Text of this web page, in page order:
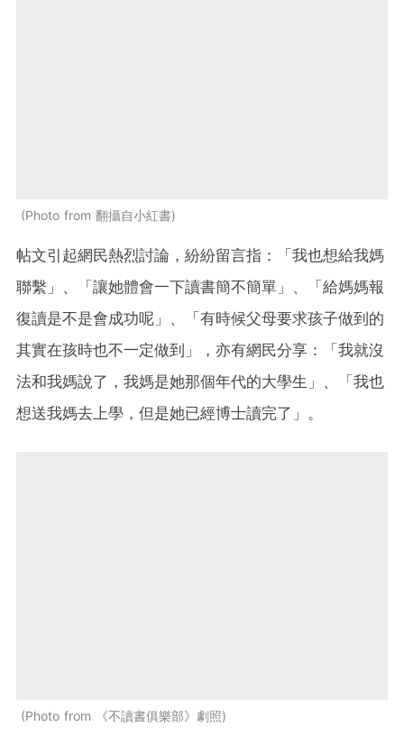
Photo from 翻攝自小紅書
帖文引起網民熱烈討論，紛紛留言指：「我也想給我媽
聯繫」、「讓她體會一下讀書簡不簡單」、「給媽媽報
復讀是不是會成功呢」、「有時候父母要求孩子做到的
其實在孩時也不一定做到」，亦有網民分享：「我就沒
法和我媽說了，我媽是她那個年代的大學生」、「我也
想送我媽去上學，但是她已經博士讀完了」。
Photo from 《不讀書俱樂部》劇照